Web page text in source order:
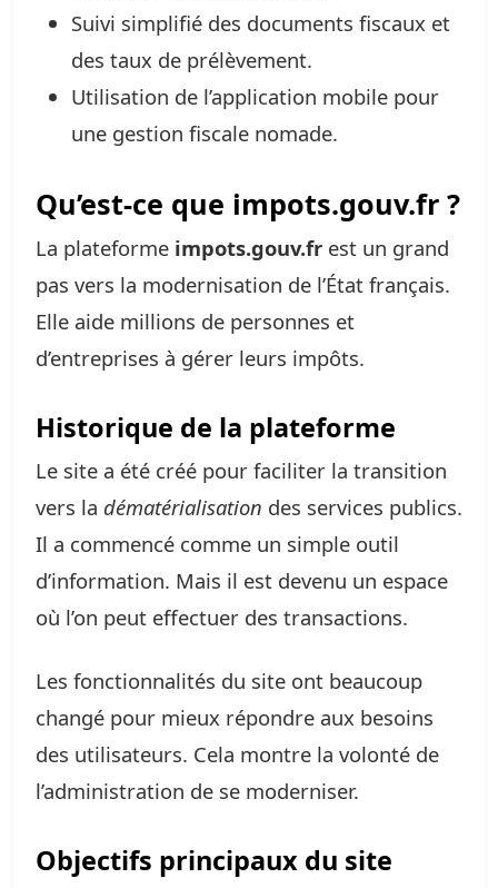
Suivi simplifié des documents fiscaux et
des taux de prélèvement.
Utilisation de l’application mobile pour
une gestion fiscale nomade.
Qu’est-ce que impots.gouv.fr ?
La plateforme impots.gouv.fr est un grand
pas vers la modernisation de l’État français.
Elle aide millions de personnes et
d’entreprises à gérer leurs impôts.
Historique de la plateforme
Le site a été créé pour faciliter la transition
vers la dématérialisation des services publics.
Il a commencé comme un simple outil
d’information. Mais il est devenu un espace
où l’on peut effectuer des transactions.
Les fonctionnalités du site ont beaucoup
changé pour mieux répondre aux besoins
des utilisateurs. Cela montre la volonté de
l’administration de se moderniser.
Objectifs principaux du site